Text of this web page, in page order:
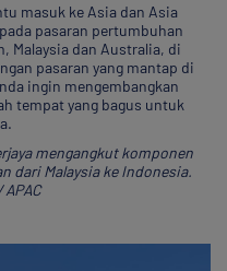
masuk ke Asia dan Asia
pasaran pertumbuhan
Malaysia dan Australia, di
pasaran yang mantap di
ingin mengembangkan
tempat yang bagus untuk
mengangkut komponen
dari Malaysia ke Indonesia.
APAC